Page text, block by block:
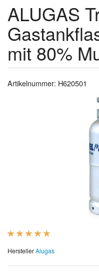
ALUGAS
mit 80%
Artikelnummer: H620501
HerstellerAlugas